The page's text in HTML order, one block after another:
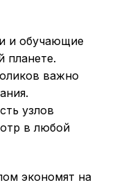
и обучающие
планете.
важно
узлов
в любой
экономят на